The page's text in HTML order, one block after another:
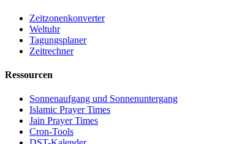
Zeitzonenkonverter
Weltuhr
Tagungsplaner
Zeitrechner
Ressourcen
Sonnenaufgang und Sonnenuntergang
Islamic Prayer Times
Jain Prayer Times
Cron-Tools